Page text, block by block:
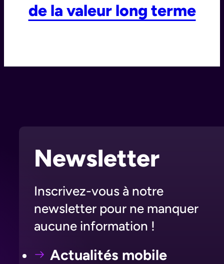
de la valeur long terme
Newsletter
Inscrivez-vous à notre
newsletter pour ne manquer
aucune information !
Actualités mobile